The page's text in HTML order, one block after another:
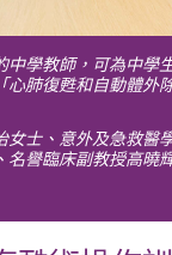
學教師，可為中學
肺復甦和自動體外
士、意外及急救醫
譽臨床副教授高曉